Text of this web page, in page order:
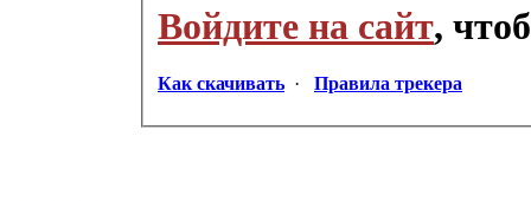
Войдите на сайт,
Как скачивать · Правила трекера